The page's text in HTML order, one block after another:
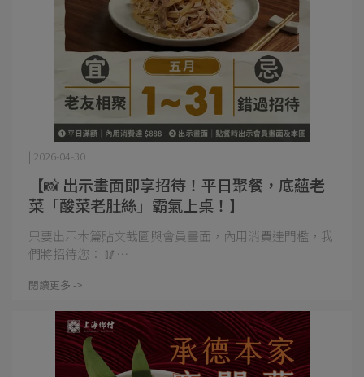
【📸 出示畫面即享招待！平日聚餐，底蘊老
菜「酸菜老肚絲」霸氣上桌！】
| 2026-04-30
只要出示本篇貼文截圖與會員畫面，內用消費達門檻，我
們將招待您： 🥢⋯
閱讀更多 ->